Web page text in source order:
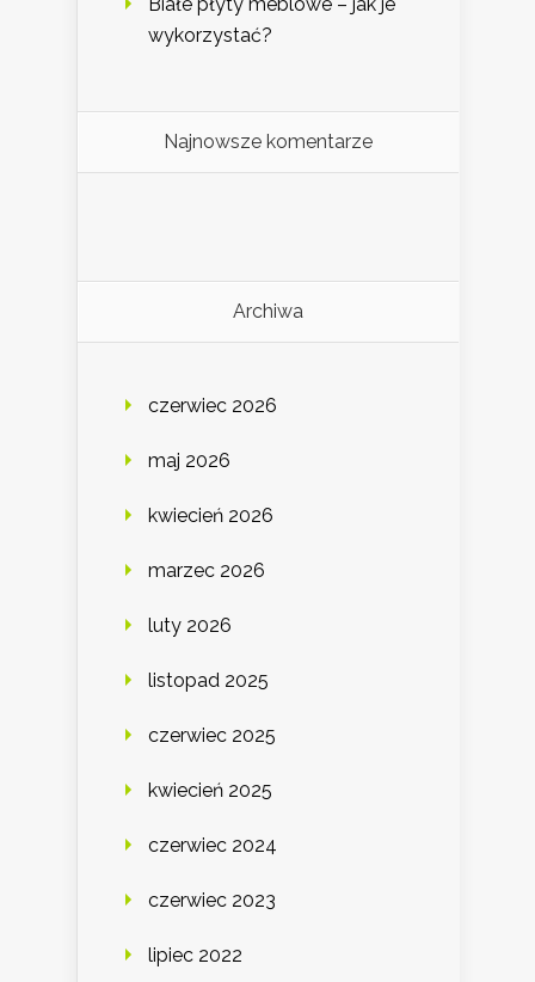
wykorzystać?
Najnowsze komentarze
Archiwa
czerwiec 2026
maj 2026
kwiecień 2026
marzec 2026
luty 2026
listopad 2025
czerwiec 2025
kwiecień 2025
czerwiec 2024
czerwiec 2023
lipiec 2022